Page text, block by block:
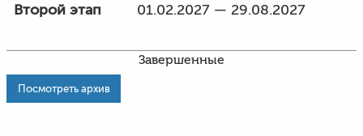
Второй этап
01.02.2027 — 29.08.2027
Завершенные
Посмотреть архив